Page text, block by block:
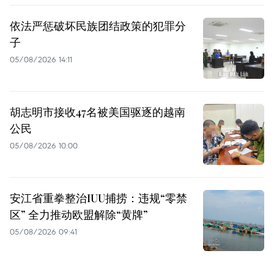
依法严惩破坏民族团结政策的犯罪分
子
05/08/2026 14:11
胡志明市接收47名被美国驱逐的越南
公民
05/08/2026 10:00
安江省重拳整治IUU捕捞：违规“零禁
区” 全力推动欧盟解除“黄牌”
05/08/2026 09:41